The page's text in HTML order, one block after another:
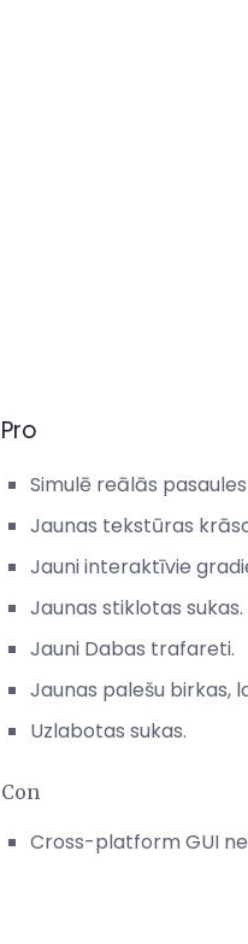
Pro
Simulē reālās
Jaunas tekstūras
Jauni interaktīvie
Jaunas stiklotas sukas.
Jauni Dabas trafareti.
Jaunas palešu birkas,
Uzlabotas sukas.
Con
Cross-platform GUI